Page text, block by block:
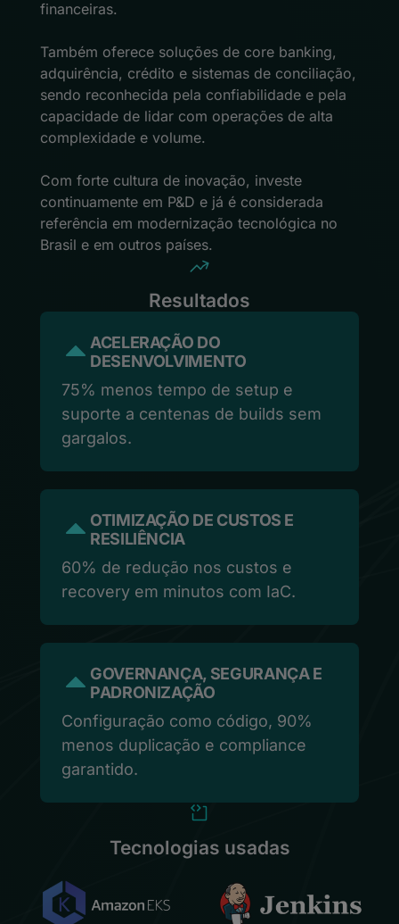
financeiras.
Também oferece soluções de core banking,
adquirência, crédito e sistemas de conciliação,
sendo reconhecida pela confiabilidade e pela
capacidade de lidar com operações de alta
complexidade e volume.
Com forte cultura de inovação, investe
continuamente em P&D e já é considerada
referência em modernização tecnológica no
Brasil e em outros países.
Resultados
ACELERAÇÃO DO
DESENVOLVIMENTO
75% menos tempo de setup e
suporte a centenas de builds sem
gargalos.
OTIMIZAÇÃO DE CUSTOS E
RESILIÊNCIA
60% de redução nos custos e
recovery em minutos com IaC.
GOVERNANÇA, SEGURANÇA E
PADRONIZAÇÃO
Configuração como código, 90%
menos duplicação e compliance
garantido.
Tecnologias usadas